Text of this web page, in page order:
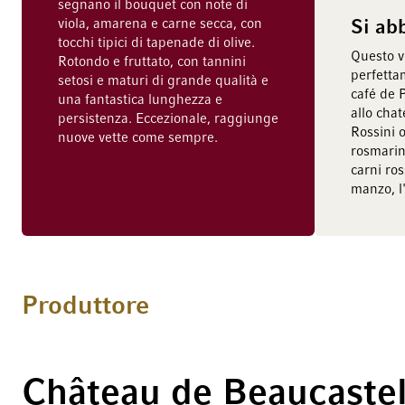
segnano il bouquet con note di
viola, amarena e carne secca, con
tocchi tipici di tapenade di olive.
Rotondo e fruttato, con tannini
setosi e maturi di grande qualità e
una fantastica lunghezza e
persistenza. Eccezionale, raggiunge
nuove vette come sempre.
Si
Questo
café de
allo
Rossini
carni
manzo,
Produttore
Château de